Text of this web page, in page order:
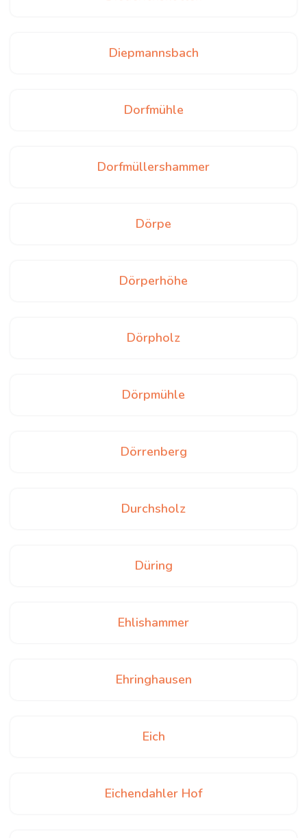
Diepmannsbach
Dorfmühle
Dorfmüllershammer
Dörpe
Dörperhöhe
Dörpholz
Dörpmühle
Dörrenberg
Durchsholz
Düring
Ehlishammer
Ehringhausen
Eich
Eichendahler Hof